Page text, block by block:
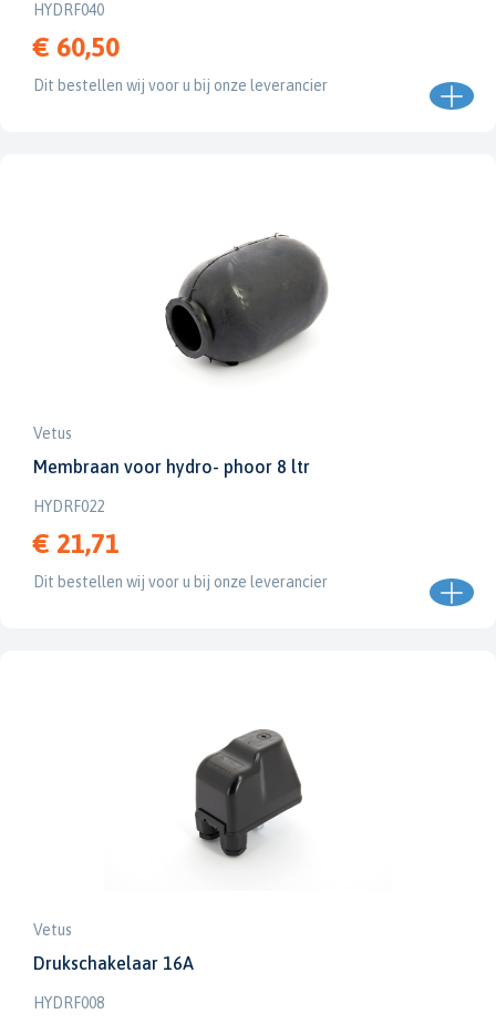
HYDRF040
€ 60,50
Dit bestellen wij voor u bij onze leverancier
Vetus
Membraan voor hydro- phoor 8 ltr
HYDRF022
€ 21,71
Dit bestellen wij voor u bij onze leverancier
Vetus
Drukschakelaar 16A
HYDRF008